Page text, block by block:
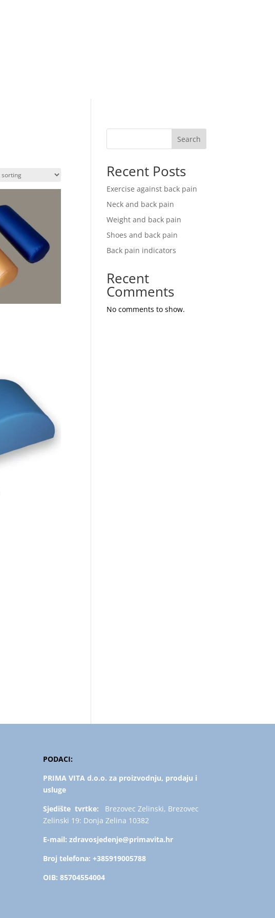
Search
Recent Posts
Exercise against back pain
Neck and back pain
Weight and back pain
Shoes and back pain
Back pain indicators
Recent
Comments
No comments to show.
PODACI:
PRIMA VITA d.o.o. za proizvodnju, prodaju i
usluge
Sjedište tvrtke:
Brezovec Zelinski, Brezovec
Zelinski 19: Donja Zelina 10382
E-mail: zdravosjedenje@primavita.hr
Broj telefona: +385919005788
OIB: 85704554004